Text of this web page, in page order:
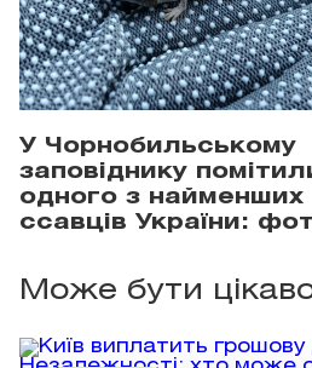
У Чорнобильському
заповіднику
одного з найменших
ссавців України:
Може бути